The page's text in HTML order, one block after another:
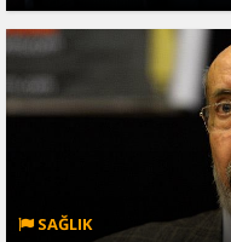
SAĞLIK